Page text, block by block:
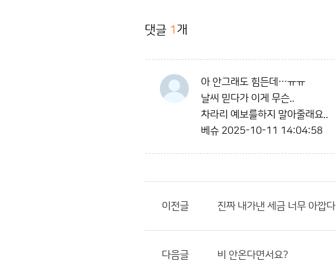
댓글 1 개
아 안그래도 힘든데…ㅠㅠ
날씨 믿다가 이게 무슨..
차라리 예보를하지 말아줄래요..
베슈 2025-10-11 14:04:58
이전글 진짜 내가낸 세금 너무 아깝다
다음글 비 안온다면서요?